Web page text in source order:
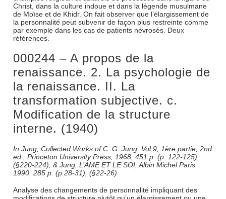
Christ, dans la culture indoue et dans la légende musulmane
de Moïse et de Khidr. On fait observer que l’élargissement de
la personnalité peut subvenir de façon plus restreinte comme
par exemple dans les cas de patients névrosés. Deux
références.
000244 – A propos de la
renaissance. 2. La psychologie de
la renaissance. II. La
transformation subjective. c.
Modification de la structure
interne. (1940)
In Jung, Collected Works of C. G. Jung, Vol.9, 1ère partie, 2nd
ed., Princeton University Press, 1968, 451 p. (p. 122-125),
(§220-224), & Jung, L’AME ET LE SOI, Albin Michel Paris
1990, 285 p. (p.28-31), (§22-26)
Analyse des changements de personnalité impliquant des